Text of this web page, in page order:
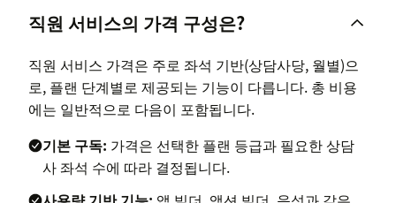
직원 서비스의 가격 구성은?
직원 서비스 가격은 주로 좌석 기반(상담사당, 월별)으
로, 플랜 단계별로 제공되는 기능이 다릅니다. 총 비용
에는 일반적으로 다음이 포함됩니다.
기본 구독: 가격은 선택한 플랜 등급과 필요한 상담
사 좌석 수에 따라 결정됩니다.